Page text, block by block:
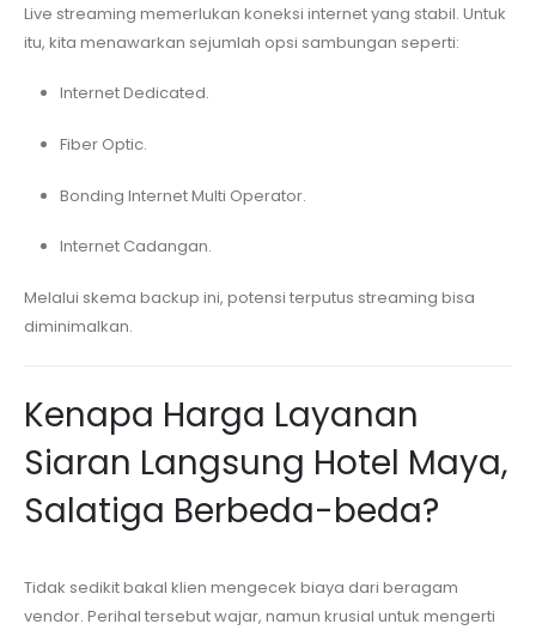
Live streaming memerlukan koneksi internet yang stabil. Untuk
itu, kita menawarkan sejumlah opsi sambungan seperti:
Internet Dedicated.
Fiber Optic.
Bonding Internet Multi Operator.
Internet Cadangan.
Melalui skema backup ini, potensi terputus streaming bisa
diminimalkan.
Kenapa Harga Layanan
Siaran Langsung Hotel Maya,
Salatiga Berbeda-beda?
Tidak sedikit bakal klien mengecek biaya dari beragam
vendor. Perihal tersebut wajar, namun krusial untuk mengerti